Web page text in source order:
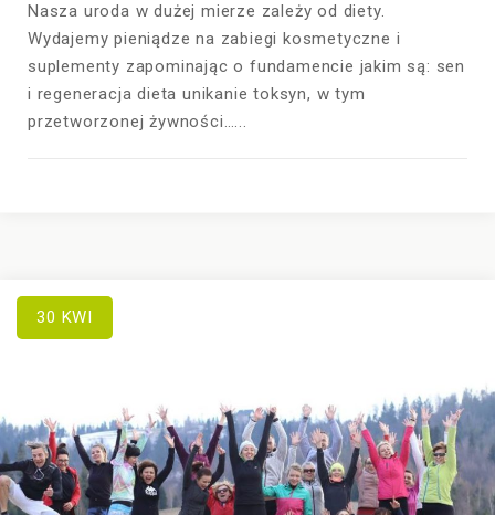
Nasza uroda w dużej mierze zależy od diety.
Wydajemy pieniądze na zabiegi kosmetyczne i
suplementy zapominając o fundamencie jakim są: sen
i regeneracja dieta unikanie toksyn, w tym
przetworzonej żywności…...
30 KWI